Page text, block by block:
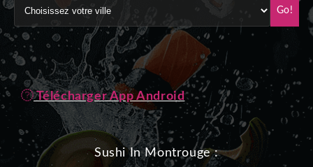
Go!
Télécharger App Android
Sushi In Montrouge :